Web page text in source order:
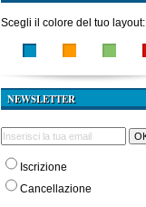
Scegli il colore del tuo layout:
NEWSLETTER
Iscrizione
Cancellazione